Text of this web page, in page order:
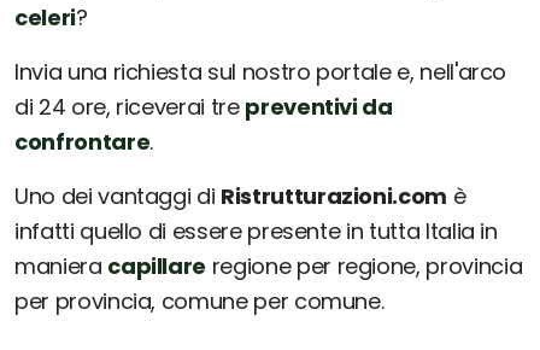
celeri?
Invia una richiesta sul nostro portale e, nell'arco
di 24 ore, riceverai tre preventivi da
confrontare.
Uno dei vantaggi di Ristrutturazioni.com è
infatti quello di essere presente in tutta Italia in
maniera capillare regione per regione, provincia
per provincia, comune per comune.